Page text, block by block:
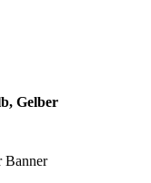
Gelber
Banner